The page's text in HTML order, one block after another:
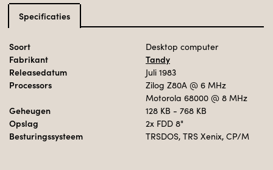
Specificaties
Soort Desktop computer
Fabrikant
Tandy
Releasedatum
Juli 1983
Processors Zilog Z80A @ 6 MHz
Motorola 68000 @ 8 MHz
Geheugen 128 KB - 768 KB
Opslag 2x FDD 8"
Besturingssysteem TRSDOS, TRS Xenix, CP/M